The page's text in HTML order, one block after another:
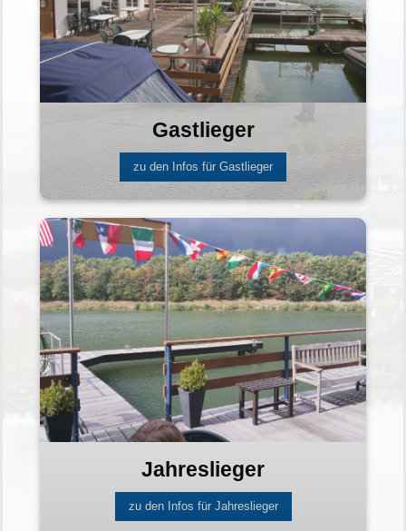
Gastlieger
zu den Infos für Gastlieger
Jahreslieger
zu den Infos für Jahreslieger